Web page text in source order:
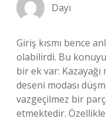
Dayı
Giriş kısmı bence
olabilirdi. Bu
bir ek var: Kazayağı
deseni modası
vazgeçilmez bir
etmektedir.